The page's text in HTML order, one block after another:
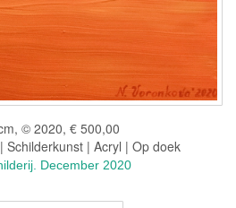
© 2020, € 500,00
Schilderkunst | Acryl | Op doek
December 2020